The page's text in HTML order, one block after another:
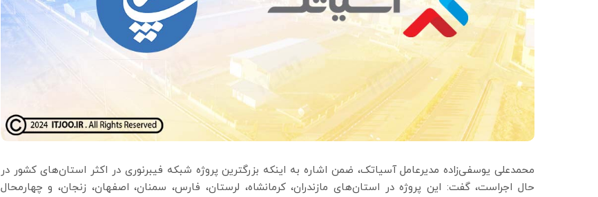
محمدعلی یوسفی‌زاده مدیرعامل آسیاتک، ضمن اشاره به اینکه بزرگترین پروژه شبکه فیبرنوری در اکثر استان‌های کشور در
حال اجراست، گفت: این پروژه در استان‌های مازندران، کرمانشاه، لرستان، فارس، سمنان، اصفهان، زنجان، و چهارمحال